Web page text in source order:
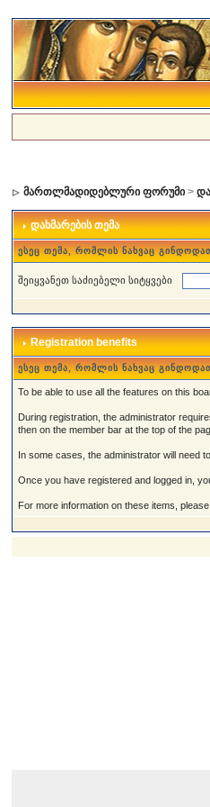
მართლმადიდებლური ფორუმი >
დახმარების თემა
ესეც თემა, რომლის ნახვაც
შეიყვანეთ საძიებელი სიტყვები
Registration benefits
ესეც თემა, რომლის ნახვაც
To be able to use all the features on this
During registration, the administrator
then on the member bar at the top of the
In some cases, the administrator will need
Once you have registered and logged in,
For more information on these items,